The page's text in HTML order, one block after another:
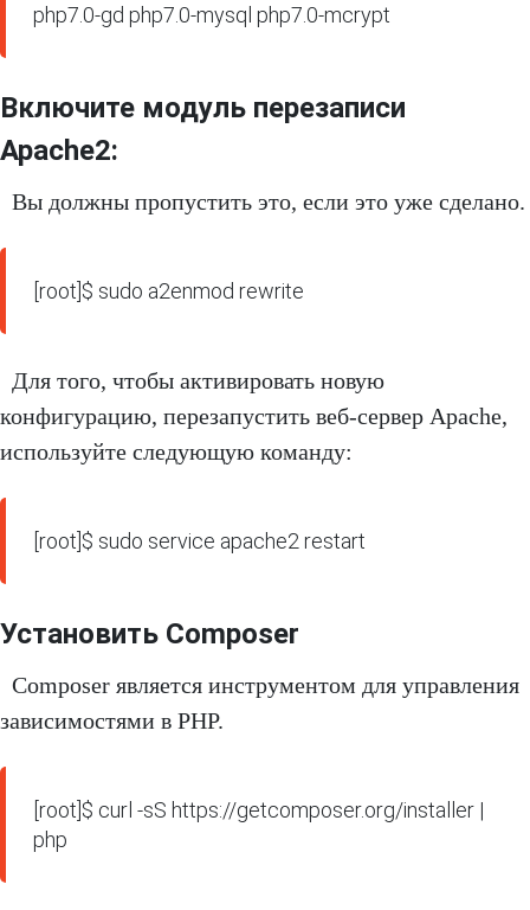
php7.0-gd php7.0-mysql php7.0-mcrypt
Включите модуль перезаписи
Apache2:
Вы должны пропустить это, если это уже сделано.
[root]$ sudo a2enmod rewrite
Для того, чтобы активировать новую
конфигурацию, перезапустить веб-сервер Apache,
используйте следующую команду:
[root]$ sudo service apache2 restart
Установить Composer
Composer является инструментом для управления
зависимостями в PHP.
[root]$ curl -sS https://getcomposer.org/installer |
php